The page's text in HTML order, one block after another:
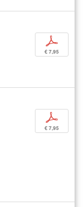
p
€ 7,95
p
€ 7,95